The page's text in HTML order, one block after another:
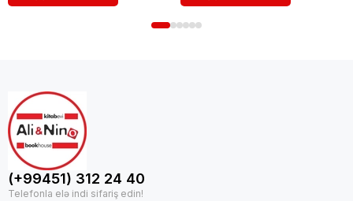
(+99451) 312 24 40